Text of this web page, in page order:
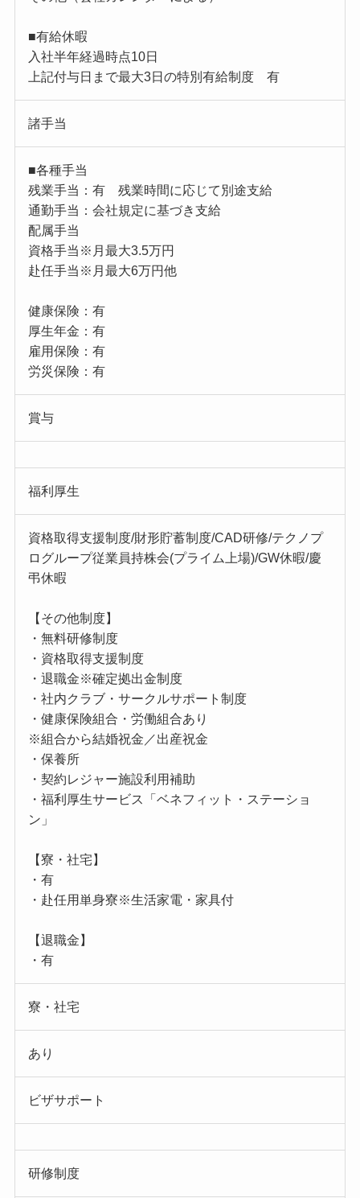
■有給休暇
入社半年経過時点10日
上記付与日まで最大3日の特別有給制度 有
諸手当
■各種手当
残業手当：有 残業時間に応じて別途支給
通勤手当：会社規定に基づき支給
配属手当
資格手当※月最大3.5万円
赴任手当※月最大6万円他
健康保険：有
厚生年金：有
雇用保険：有
労災保険：有
賞与
福利厚生
資格取得支援制度/財形貯蓄制度/CAD研修/テクノプ
ログループ従業員持株会(プライム上場)/GW休暇/慶
弔休暇
【その他制度】
・無料研修制度
・資格取得支援制度
・退職金※確定拠出金制度
・社内クラブ・サークルサポート制度
・健康保険組合・労働組合あり
※組合から結婚祝金／出産祝金
・保養所
・契約レジャー施設利用補助
・福利厚生サービス「ベネフィット・ステーショ
ン」
【寮・社宅】
・有
・赴任用単身寮※生活家電・家具付
【退職金】
・有
寮・社宅
あり
ビザサポート
研修制度